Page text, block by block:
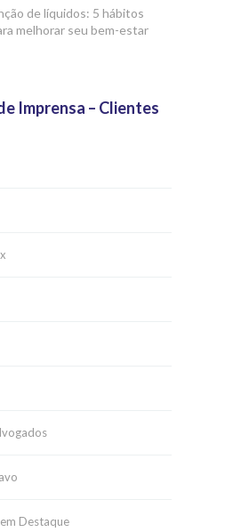
de líquidos: 5 hábitos
melhorar seu bem-estar
Imprensa – Clientes
Destaque